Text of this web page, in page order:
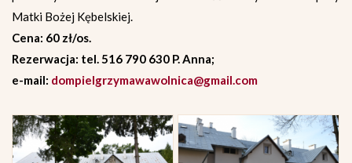
Matki Bożej Kębelskiej.
Cena: 60 zł/os.
Rezerwacja: tel. 516 790 630 P. Anna;
e-mail: dompielgrzymawawolnica@gmail.com